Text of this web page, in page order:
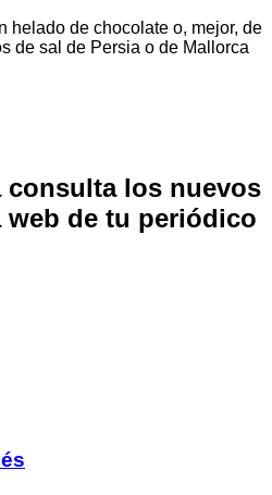
helado de chocolate o, mejor, de
de sal de Persia o de Mallorca
consulta los nuevos
de tu periódico